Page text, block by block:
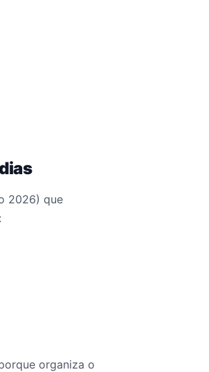
2026) que
organiza o